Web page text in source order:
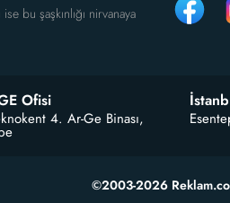
bu şaşkınlığı nirvanaya
Ofisi
4. Ar-Ge Binası,
©2003-2026